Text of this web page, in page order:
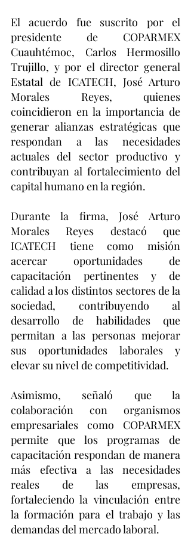
El acuerdo fue suscrito por el
presidente de COPARMEX
Cuauhtémoc, Carlos Hermosillo
Trujillo, y por el director general
Estatal de ICATECH, José Arturo
Morales Reyes, quienes
coincidieron en la importancia de
generar alianzas estratégicas que
respondan a las necesidades
actuales del sector productivo y
contribuyan al fortalecimiento del
capital humano en la región.
Durante la firma, José Arturo
Morales Reyes destacó que
ICATECH tiene como misión
acercar oportunidades de
capacitación pertinentes y de
calidad a los distintos sectores de la
sociedad, contribuyendo al
desarrollo de habilidades que
permitan a las personas mejorar
sus oportunidades laborales y
elevar su nivel de competitividad.
Asimismo, señaló que la
colaboración con organismos
empresariales como COPARMEX
permite que los programas de
capacitación respondan de manera
más efectiva a las necesidades
reales de las empresas,
fortaleciendo la vinculación entre
la formación para el trabajo y las
demandas del mercado laboral.